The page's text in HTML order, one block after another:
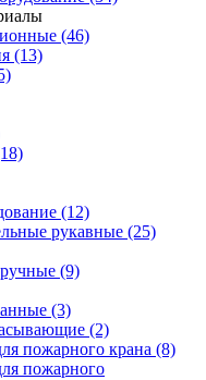
(46)
(13)
(12)
рукавные (25)
(9)
(3)
(2)
пожарного крана (8)
пожарного